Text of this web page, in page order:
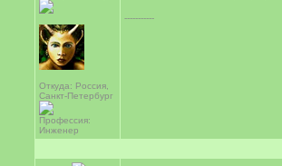
Откуда: Россия,
Санкт-Петербург
Профессия:
Инженер
-----------